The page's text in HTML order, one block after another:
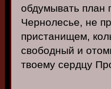
обдумывать план
Чернолесье, не
пристанищем,
свободный и
твоему сердцу